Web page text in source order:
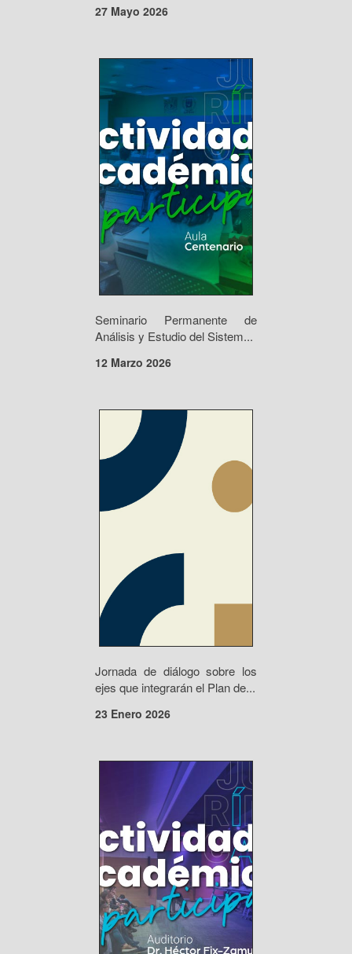
27 Mayo 2026
Seminario Permanente de
Análisis y Estudio del Sistem...
12 Marzo 2026
Jornada de diálogo sobre los
ejes que integrarán el Plan de...
23 Enero 2026